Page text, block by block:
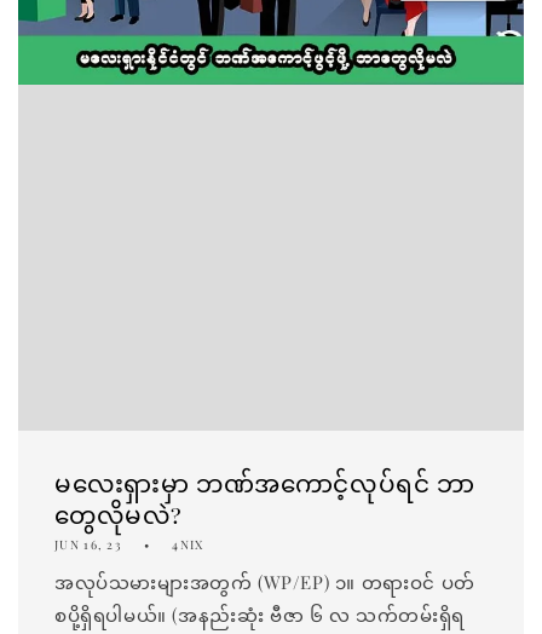
မလေးရှားမှာ ဘဏ်အကောင့်လုပ်ရင် ဘာ
တွေလိုမလဲ?
JUN 16, 23 4NIX
အလုပ်သမားများအတွက် (WP/EP) ၁။ တရားဝင် ပတ်
စပို့ရှိရပါမယ်။ (အနည်းဆုံး ဗီဇာ ၆ လ သက်တမ်းရှိရ